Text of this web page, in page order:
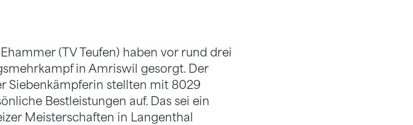
(TV Teufen) haben vor rund drei
in Amriswil gesorgt. Der
Siebenkämpferin stellten mit 8029
Bestleistungen auf. Das sei ein
Meisterschaften in Langenthal